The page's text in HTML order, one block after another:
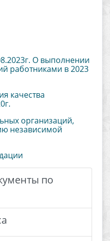
О выполнении
работниками в 2023
качества
организаций,
независимой
по